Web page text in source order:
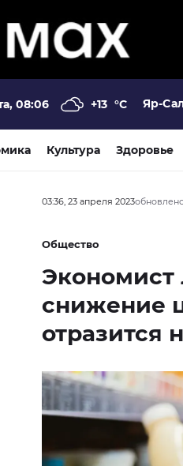
08:06 +13 °C Яр-
Культура Здоровье
03:36, 23 апреля 2023
Общество
Экономист
снижение
отразится